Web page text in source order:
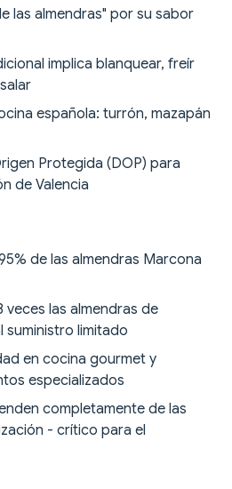
las almendras" por su sabor
implica blanquear, freír
española: turrón, mazapán
Protegida (DOP) para
de Valencia
de las almendras Marcona
veces las almendras de
suministro limitado
en cocina gourmet y
especializados
completamente de las
- crítico para el